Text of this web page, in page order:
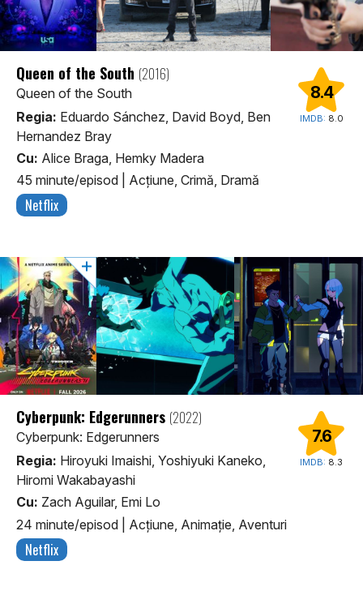
8.4
IMDB: 8.0
Queen of the South (2016)
Queen of the South
Regia: Eduardo Sánchez, David Boyd, Ben
Hernandez Bray
Cu: Alice Braga, Hemky Madera
45 minute/episod
Acţiune, Crimă, Dramă
Netflix
7.6
IMDB: 8.3
Cyberpunk: Edgerunners (2022)
Cyberpunk: Edgerunners
Regia: Hiroyuki Imaishi, Yoshiyuki Kaneko,
Hiromi Wakabayashi
Cu: Zach Aguilar, Emi Lo
24 minute/episod
Acţiune, Animaţie, Aventuri
Netflix